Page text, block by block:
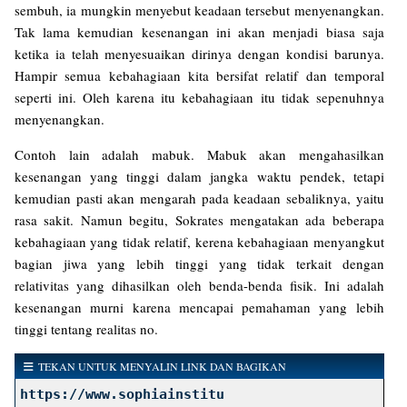
sembuh, ia mungkin menyebut keadaan tersebut menyenangkan.
Tak lama kemudian kesenangan ini akan menjadi biasa saja
ketika ia telah menyesuaikan dirinya dengan kondisi barunya.
Hampir semua kebahagiaan kita bersifat relatif dan temporal
seperti ini. Oleh karena itu kebahagiaan itu tidak sepenuhnya
menyenangkan.
Contoh lain adalah mabuk. Mabuk akan mengahasilkan
kesenangan yang tinggi dalam jangka waktu pendek, tetapi
kemudian pasti akan mengarah pada keadaan sebaliknya, yaitu
rasa sakit. Namun begitu, Sokrates mengatakan ada beberapa
kebahagiaan yang tidak relatif, kerena kebahagiaan menyangkut
bagian jiwa yang lebih tinggi yang tidak terkait dengan
relativitas yang dihasilkan oleh benda-benda fisik. Ini adalah
kesenangan murni karena mencapai pemahaman yang lebih
tinggi tentang realitas no.
TEKAN UNTUK MENYALIN LINK DAN BAGIKAN
https://www.sophiainstitu